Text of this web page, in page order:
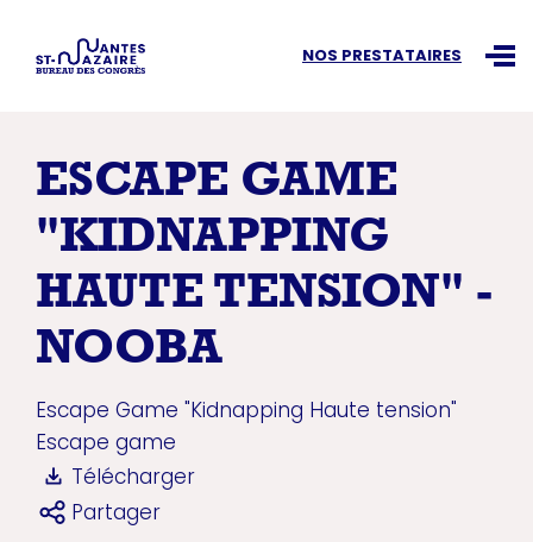
NOS PRESTATAIRES
ESCAPE GAME
"KIDNAPPING
HAUTE TENSION" -
NOOBA
Escape Game "Kidnapping Haute tension"
Escape game
Télécharger
Partager